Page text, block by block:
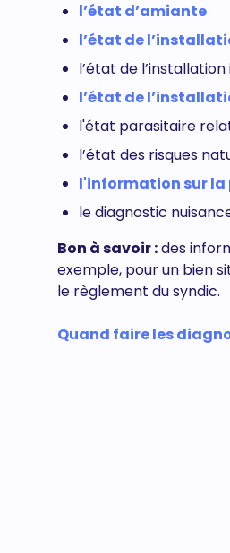
l’état d’amiante
l’état de
l’état de
l’état de
l'état parasitaire
l’état des risques
l'information sur la
le diagnostic
Bon à savoir :des
exemple, pour un bien
le règlement du syndic.
Quand faire les